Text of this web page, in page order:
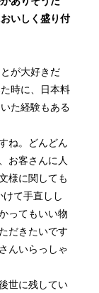
いしく盛り付
が大好きだ
時に、日本料
た経験もある
ね。どんどん
お客さんに人
様に関しても
て手直しし
ってもいい物
だきたいです
んいらっしゃ
世に残してい